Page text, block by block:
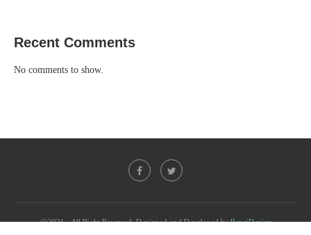
Recent Comments
No comments to show.
@2021 - All Right Reserved. Designed and Developed byPenciDesign